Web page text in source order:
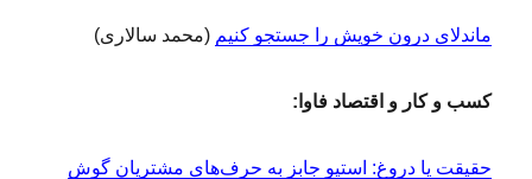
ماندلای درون خویش را جستجو کنیم (محمد سالاری)
کسب و کار و اقتصاد فاوا:
حقیقت یا دروغ: استیو جابز به حرف‌های مشتریان گوش